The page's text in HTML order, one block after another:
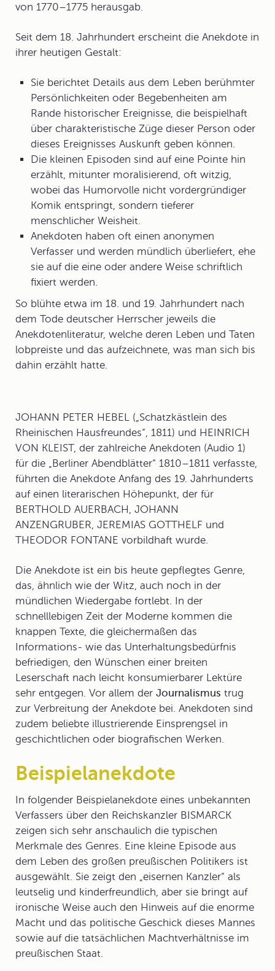
von 1770–1775 herausgab.
Seit dem 18. Jahrhundert erscheint die Anekdote in
ihrer heutigen Gestalt:
Sie berichtet Details aus dem Leben berühmter
Persönlichkeiten oder Begebenheiten am
Rande historischer Ereignisse, die beispielhaft
über charakteristische Züge dieser Person oder
dieses Ereignisses Auskunft geben können.
Die kleinen Episoden sind auf eine Pointe hin
erzählt, mitunter moralisierend, oft witzig,
wobei das Humorvolle nicht vordergründiger
Komik entspringt, sondern tieferer
menschlicher Weisheit.
Anekdoten haben oft einen anonymen
Verfasser und werden mündlich überliefert, ehe
sie auf die eine oder andere Weise schriftlich
fixiert werden.
So blühte etwa im 18. und 19. Jahrhundert nach
dem Tode deutscher Herrscher jeweils die
Anekdotenliteratur, welche deren Leben und Taten
lobpreiste und das aufzeichnete, was man sich bis
dahin erzählt hatte.
JOHANN PETER HEBEL („Schatzkästlein des
Rheinischen Hausfreundes“, 1811) und HEINRICH
VON KLEIST, der zahlreiche Anekdoten (Audio 1)
für die „Berliner Abendblätter“ 1810–1811 verfasste,
führten die Anekdote Anfang des 19. Jahrhunderts
auf einen literarischen Höhepunkt, der für
BERTHOLD AUERBACH, JOHANN
ANZENGRUBER, JEREMIAS GOTTHELF und
THEODOR FONTANE vorbildhaft wurde.
Die Anekdote ist ein bis heute gepflegtes Genre,
das, ähnlich wie der Witz, auch noch in der
mündlichen Wiedergabe fortlebt. In der
schnelllebigen Zeit der Moderne kommen die
knappen Texte, die gleichermaßen das
Informations- wie das Unterhaltungsbedürfnis
befriedigen, den Wünschen einer breiten
Leserschaft nach leicht konsumierbarer Lektüre
sehr entgegen. Vor allem der Journalismus trug
zur Verbreitung der Anekdote bei. Anekdoten sind
zudem beliebte illustrierende Einsprengsel in
geschichtlichen oder biografischen Werken.
Beispielanekdote
In folgender Beispielanekdote eines unbekannten
Verfassers über den Reichskanzler BISMARCK
zeigen sich sehr anschaulich die typischen
Merkmale des Genres. Eine kleine Episode aus
dem Leben des großen preußischen Politikers ist
ausgewählt. Sie zeigt den „eisernen Kanzler“ als
leutselig und kinderfreundlich, aber sie bringt auf
ironische Weise auch den Hinweis auf die enorme
Macht und das politische Geschick dieses Mannes
sowie auf die tatsächlichen Machtverhältnisse im
preußischen Staat.